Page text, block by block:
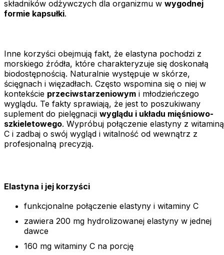
składników odżywczych dla organizmu w wygodnej
formie kapsułki.
Inne korzyści obejmują fakt, że elastyna pochodzi z
morskiego źródła, które charakteryzuje się doskonałą
biodostępnością. Naturalnie występuje w skórze,
ścięgnach i więzadłach. Często wspomina się o niej w
kontekście przeciwstarzeniowym i młodzieńczego
wyglądu. Te fakty sprawiają, że jest to poszukiwany
suplement do pielęgnacji wyglądu i układu mięśniowo-
szkieletowego. Wypróbuj połączenie elastyny z witaminą
C i zadbaj o swój wygląd i witalność od wewnątrz z
profesjonalną precyzją.
Elastyna i jej korzyści
funkcjonalne połączenie elastyny i witaminy C
zawiera 200 mg hydrolizowanej elastyny w jednej
dawce
160 mg witaminy C na porcję